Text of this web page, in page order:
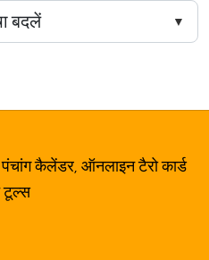
कैलेंडर, ऑनलाइन टैरो कार्ड
टूल्स